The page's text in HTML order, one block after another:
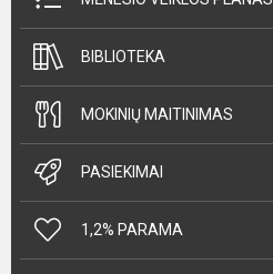
BIBLIOTEKA
MOKINIŲ MAITINIMAS
PASIEKIMAI
1,2% PARAMA